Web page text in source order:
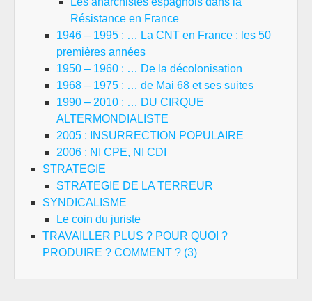
Résistance en France
1946 – 1995 : … La CNT en France : les 50
premières années
1950 – 1960 : … De la décolonisation
1968 – 1975 : … de Mai 68 et ses suites
1990 – 2010 : … DU CIRQUE
ALTERMONDIALISTE
2005 : INSURRECTION POPULAIRE
2006 : NI CPE, NI CDI
STRATEGIE
STRATEGIE DE LA TERREUR
SYNDICALISME
Le coin du juriste
TRAVAILLER PLUS ? POUR QUOI ?
PRODUIRE ? COMMENT ? (3)